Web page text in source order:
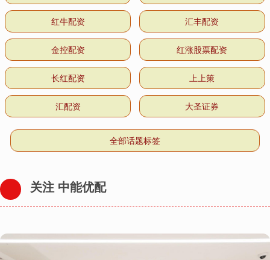
红牛配资 汇丰配资
金控配资 红涨股票配资
长红配资 上上策
汇配资 大圣证券
全部话题标签
关注 中能优配